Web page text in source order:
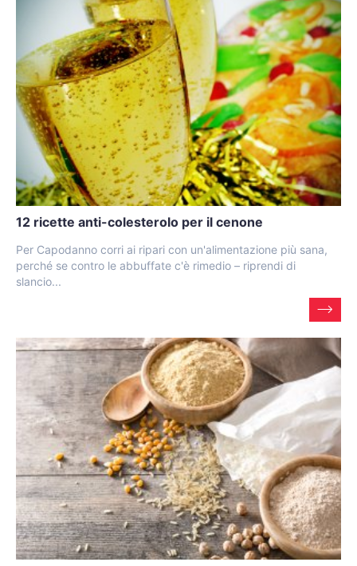
12 ricette anti-colesterolo per il cenone
Per Capodanno corri ai ripari con un'alimentazione più sana,
perché se contro le abbuffate c'è rimedio – riprendi di
slancio...